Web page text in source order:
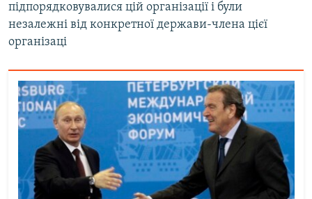
підпорядковувалися цій організації і були
незалежні від конкретної держави-члена цієї
організаці